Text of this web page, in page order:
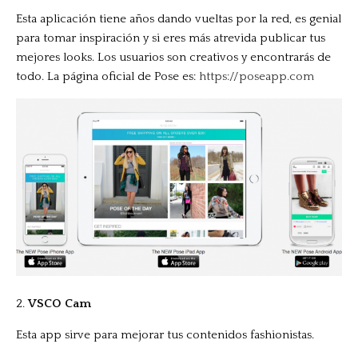
Esta aplicación tiene años dando vueltas por la red, es genial
para tomar inspiración y si eres más atrevida publicar tus
mejores looks. Los usuarios son creativos y encontrarás de
todo. La página oficial de Pose es: https://poseapp.com
2.VSCO Cam
Esta app sirve para mejorar tus contenidos fashionistas.